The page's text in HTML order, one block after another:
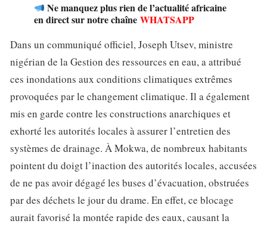
Ne manquez plus rien de l’actualité africaine
en direct sur notre chaîne WHATSAPP
Dans un communiqué officiel, Joseph Utsev, ministre
nigérian de la Gestion des ressources en eau, a attribué
ces inondations aux conditions climatiques extrêmes
provoquées par le changement climatique. Il a également
mis en garde contre les constructions anarchiques et
exhorté les autorités locales à assurer l’entretien des
systèmes de drainage. À Mokwa, de nombreux habitants
pointent du doigt l’inaction des autorités locales, accusées
de ne pas avoir dégagé les buses d’évacuation, obstruées
par des déchets le jour du drame. En effet, ce blocage
aurait favorisé la montée rapide des eaux, causant la